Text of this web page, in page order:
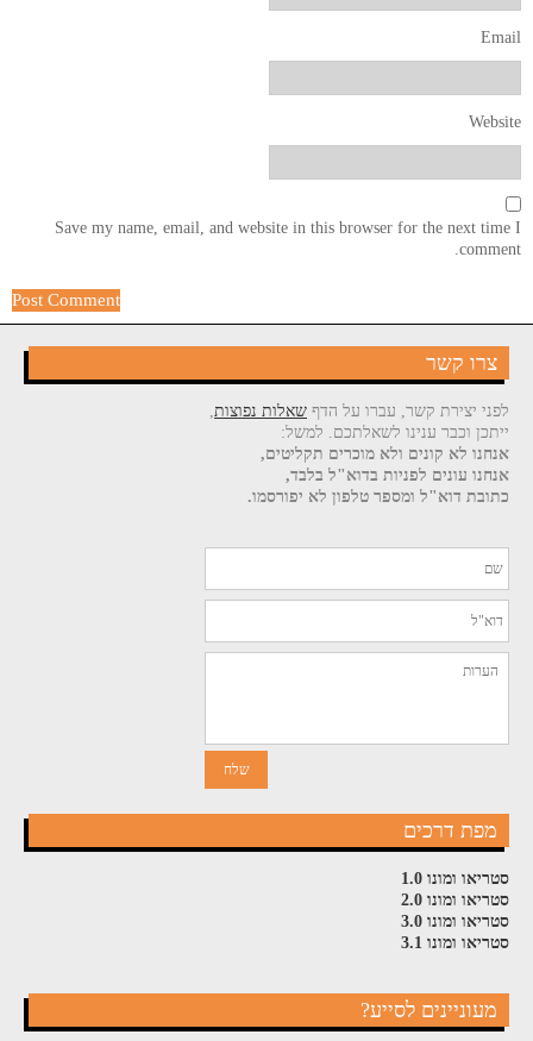
Email
Website
Save my name, email, and website in this browser for the next time I
comment.
צרו קשר
לפני יצירת קשר, עברו על הדף שאלות נפוצות,
ייתכן וכבר ענינו לשאלתכם. למשל:
אנחנו לא קונים ולא מוכרים תקליטים,
אנחנו עונים לפניות בדוא"ל בלבד,
כתובת דוא"ל ומספר טלפון לא יפורסמו.
מפת דרכים
סטריאו ומונו 1.0
סטריאו ומונו 2.0
סטריאו ומונו 3.0
סטריאו ומונו 3.1
מעוניינים לסייע?